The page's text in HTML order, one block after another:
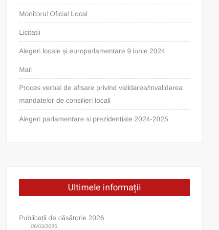
Monitorul Oficial Local
Licitatii
Alegeri locale și europarlamentare 9 iunie 2024
Mail
Proces verbal de afisare privind validarea/invalidarea
mandatelor de consilieri locali
Alegeri parlamentare si prezidentiale 2024-2025
Ultimele informații
Publicații de căsătorie 2026
06/03/2026